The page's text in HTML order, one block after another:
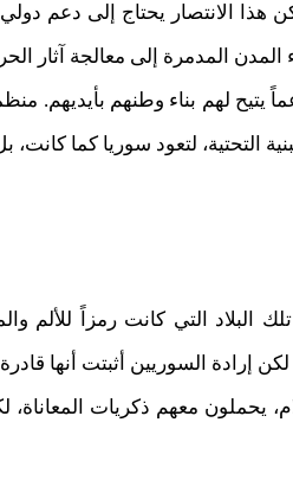
الانتصار يحتاج إلى دعم
المدمرة إلى معالجة آثار
لهم بناء وطنهم بأيديهم.
التحتية، لتعود سوريا كما كانت،
البلاد التي كانت رمزاً للألم
لكن إرادة السوريين أثبتت أنها
معهم ذكريات المعاناة،